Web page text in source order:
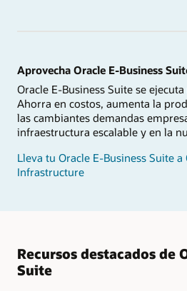
Aprovecha Oracle E-Business
Oracle E-Business Suite se
Ahorra en costos, aumenta la
las cambiantes demandas
infraestructura escalable y en la
Lleva tu Oracle E-Business Suite a
Infrastructure
Recursos destacados de
Suite